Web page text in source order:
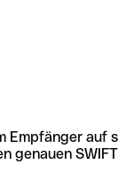
Empfänger
genauen